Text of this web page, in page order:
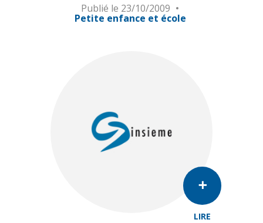
Publié le 23/10/2009
Petite enfance et école
LIRE